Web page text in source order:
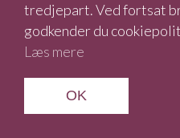
tredjepart. Ved fortsat
godkender du
Læs mere